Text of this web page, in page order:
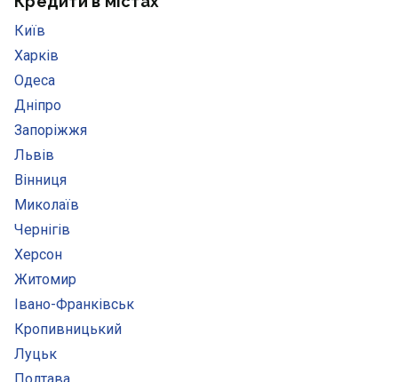
Київ
Харків
Одеса
Дніпро
Запоріжжя
Львів
Вінниця
Миколаїв
Чернігів
Херсон
Житомир
Івано-Франківськ
Кропивницький
Луцьк